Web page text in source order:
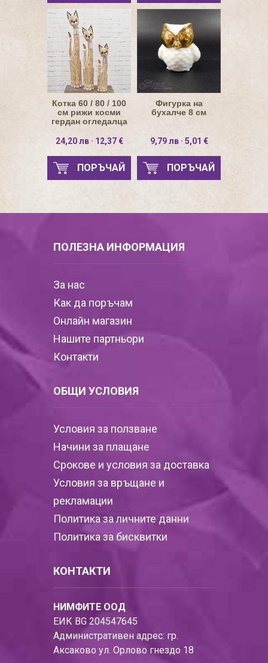
Котка 60 / 80 / 100
см рижи косми
гердан огледалца
24,20 лв · 12,37 €
ПОРЪЧАЙ
Фигурка на
бухалче 8 см
9,79 лв · 5,01 €
ПОРЪЧАЙ
ПОЛЕЗНА ИНФОРМАЦИЯ
За нас
Как да поръчам
Онлайн магазин
Нашите партньори
Контакти
ОБЩИ УСЛОВИЯ
Условия за ползване
Начини за плащане
Срокове и условия за доставка
Условия за връщане и
рекламации
Политика за личните данни
Политика за бисквитки
КОНТАКТИ
НИМФИТЕ ООД
ЕИК BG 204547645
Административен адрес: гр.
Аксаково ул. Орлово гнездо 18